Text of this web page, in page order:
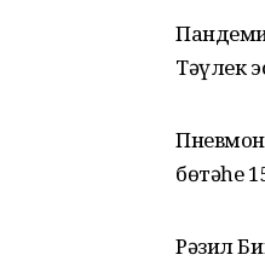
Тәүлек
бөтәһе
Рәзил